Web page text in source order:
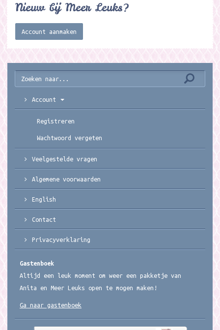
Nieuw bij Meer Leuks?
Account aanmaken
Account
Registreren
Wachtwoord vergeten
Veelgestelde vragen
Algemene voorwaarden
English
Contact
Privacyverklaring
Gastenboek
Altijd een leuk moment om weer een pakketje van
Anita en Meer Leuks open te mogen maken!
Ga naar gastenboek